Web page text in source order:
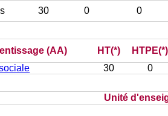
30 0 0
(AA) HT(*) HTPE(*)
30 0
Unité